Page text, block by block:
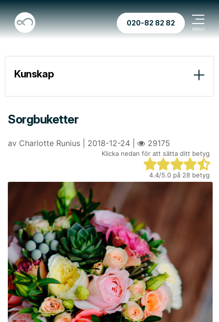
020-82 82 82
Kunskap
Vid dödsfall
Begravningstyper
Begravningar
Sorgbuketter
av Charlotte Runius | 2018-12-24 | 29175
Klicka nedan för att sätta ditt betyg
4.4/5.0 på 28 betyg